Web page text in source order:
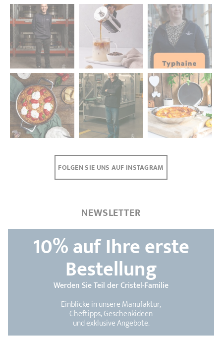
NEWSLETTER
10%auf Ihre erste
Bestellung
Werden Sie Teil der Cristel-Familie
Einblicke in unsere Manufaktur,
Cheftipps, Geschenkideen
und exklusive Angebote.
FOLGEN SIE UNS AUF INSTAGRAM